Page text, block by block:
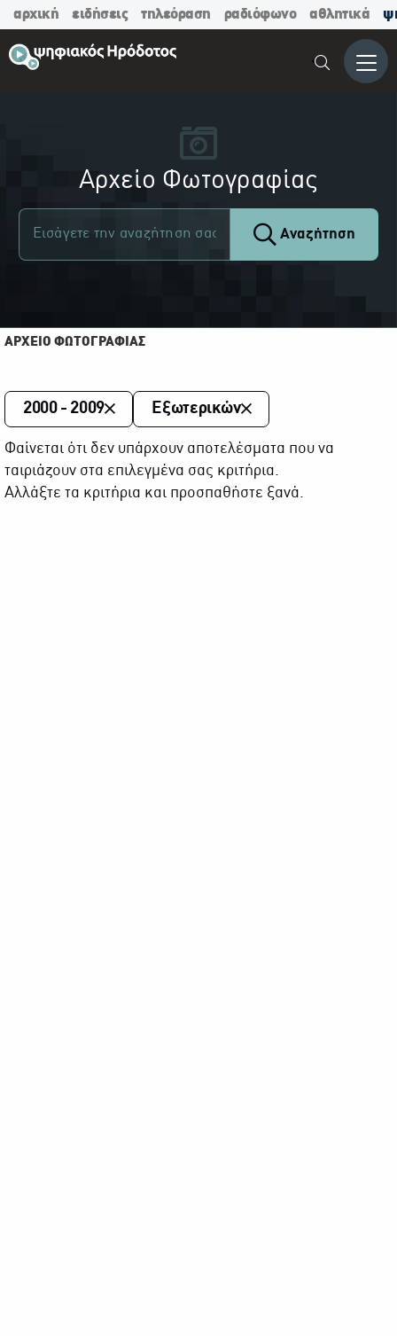
αρχική ειδήσεις τηλεόραση ραδιόφωνο αθλητικά
Μενού
Αρχείο Φωτογραφίας
Αναζήτηση
ΑΡΧΕΙΟ ΦΩΤΟΓΡΑΦΙΑΣ
2000 - 2009 Εξωτερικών
Φαίνεται ότι δεν υπάρχουν αποτελέσματα που να
ταιριάζουν στα επιλεγμένα σας κριτήρια.
Αλλάξτε τα κριτήρια και προσπαθήστε ξανά.